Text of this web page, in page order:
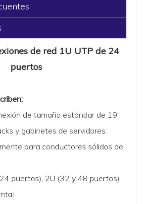
de red 1U UTP de 24
puertos
de tamaño estándar de 19'
y gabinetes de servidores.
para conductores sólidos de
puertos), 2U (32 y 48 puertos)